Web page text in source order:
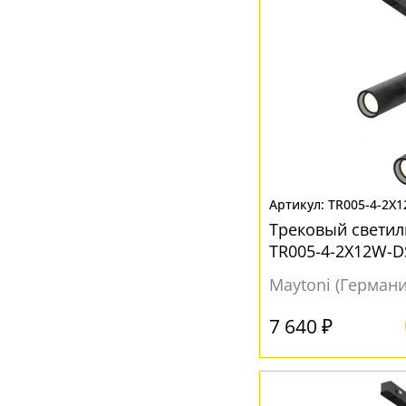
TR005-4-
Трековый
TR005-4-2X12W-
Maytoni
7 640 ₽